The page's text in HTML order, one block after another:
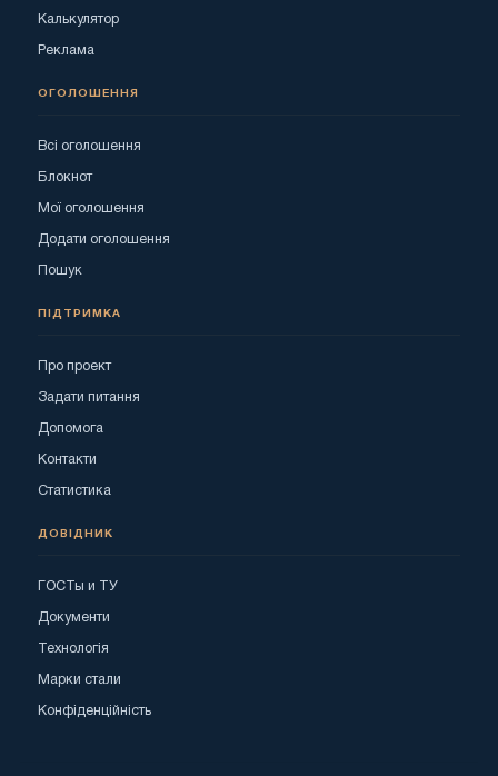
Калькулятор
Реклама
ОГОЛОШЕННЯ
Всі оголошення
Блокнот
Мої оголошення
Додати оголошення
Пошук
ПІДТРИМКА
Про проект
Задати питання
Допомога
Контакти
Статистика
ДОВІДНИК
ГОСТы и ТУ
Документи
Технологія
Марки стали
Конфіденційність